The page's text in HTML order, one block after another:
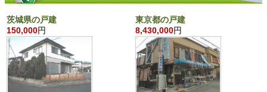
茨城県の戸建
150,000円
東京都の戸建
8,430,000円